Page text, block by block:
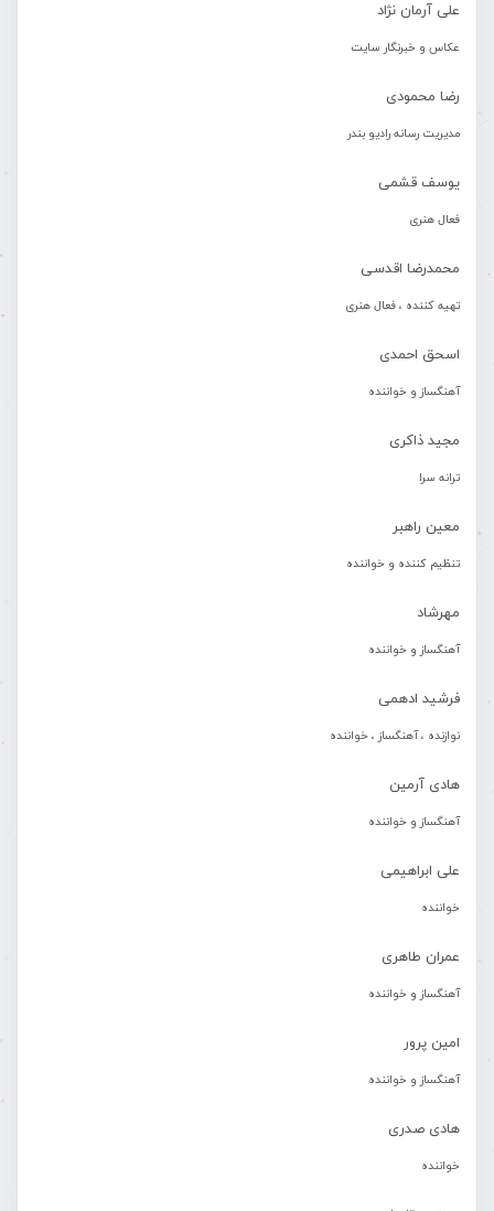
علی آرمان نژاد
عکاس و خبرنگار سایت
رضا محمودی
مدیریت رسانه رادیو بندر
یوسف قشمی
فعال هنری
محمدرضا اقدسی
تهیه کننده ، فعال هنری
اسحق احمدی
آهنگساز و خواننده
مجید ذاکری
ترانه سرا
معین راهبر
تنظیم کننده و خواننده
مهرشاد
آهنگساز و خواننده
فرشید ادهمی
نوازنده ، آهنگساز ، خواننده
هادی آرمین
آهنگساز و خواننده
علی ابراهیمی
خواننده
عمران طاهری
آهنگساز و خواننده
امین پرور
آهنگساز و خواننده
هادی صدری
خواننده